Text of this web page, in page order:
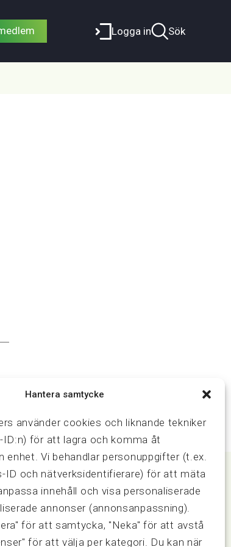
Hantera samtycke
använder cookies och liknande tekniker
ID:n) för att lagra och komma åt
enhet. Vi behandlar personuppgifter (t.ex.
ID och nätverksidentifierare) för att mäta
innehåll och visa personaliserade
annonser (annonsanpassning).
för att samtycka, "Neka" för att avstå
för att välja per kategori. Du kan när
Logga in Sök
Samarbeten
Press & media
Fastighetsmäklarinspektionen